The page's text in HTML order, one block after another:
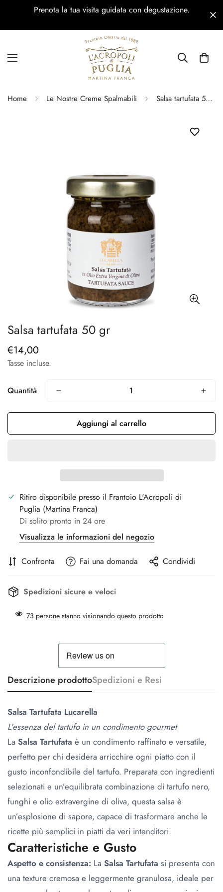
Prenota la tua visita guidata con degustazione.
Home Le Nostre Creme Spalmabili Salsa tartufata 50 gr
Salsa tartufata 50 gr
Prezzo
regolare
€14,00
Tasse incluse.
Quantità
Aggiungi al carrello
Ritiro disponibile presso il Frantoio L'Acropoli di
Puglia (Martina Franca)
Di solito pronto in 24 ore
Visualizza le informazioni del negozio
Confronta Fai una domanda Condividi
Spedizioni sicure e veloci
73 persone stanno visionando questo prodotto
Descrizione prodottoSpedizioni e Resi
Salsa Tartufata Lucarella
L’essenza del tartufo in un condimento gourmet
La Salsa Tartufata è un condimento raffinato e versatile,
perfetto per chi desidera arricchire ogni piatto con il
gusto inconfondibile del tartufo. Preparata con ingredienti
selezionati e un’equilibrata combinazione di tartufo nero,
funghi e olio extravergine di oliva, questa salsa è
un’esplosione di sapore, capace di trasformare anche le
ricette più semplici in piatti da veri intenditori.
Caratteristiche e Gusto
Aspetto e consistenza: La Salsa Tartufata si presenta con
una texture cremosa e leggermente granulosa, ideale per